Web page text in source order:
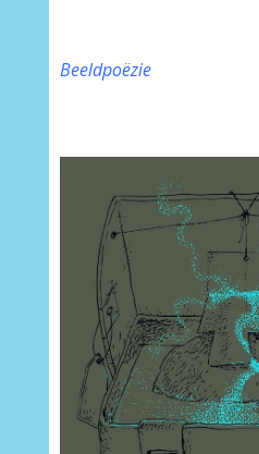
Beeldpoëzie